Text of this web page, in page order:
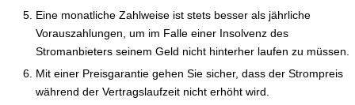
Eine monatliche Zahlweise ist stets besser als jährliche
Vorauszahlungen, um im Falle einer Insolvenz des
Stromanbieters seinem Geld nicht hinterher laufen zu müssen.
Mit einer Preisgarantie gehen Sie sicher, dass der Strompreis
während der Vertragslaufzeit nicht erhöht wird.